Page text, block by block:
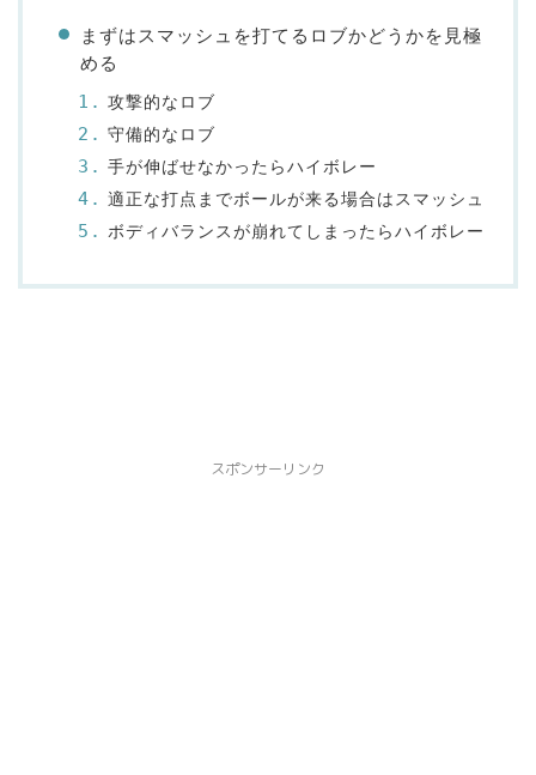
まずはスマッシュを打てるロブかどうかを見極
める
攻撃的なロブ
守備的なロブ
手が伸ばせなかったらハイボレー
適正な打点までボールが来る場合はスマッシュ
ボディバランスが崩れてしまったらハイボレー
スポンサーリンク